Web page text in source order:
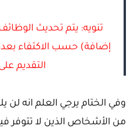
تنويه: يتم تحديث
إضافة) حسب الاكتفاء
التقديم
وفي الختام يرجي العلم انه لن
من الأشخاص الذين لا تتوفر